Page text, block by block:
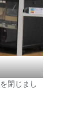
閉じまし